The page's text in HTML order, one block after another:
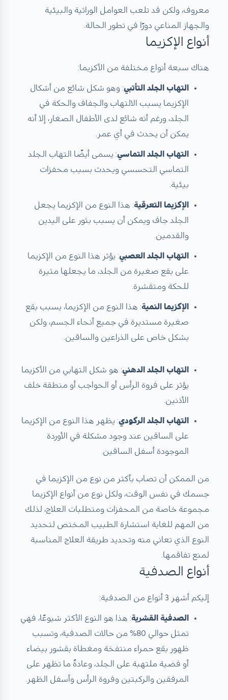
معروف، ولكن قد تلعب العوامل الوراثية والبيئية
والجهاز المناعي دورًا في تطور الحالة.
أنواع الإكزيما
هناك سبعة أنواع مختلفة من الأكزيما:
التهاب الجلد التأتبي: وهو شكل شائع من أشكال
الإكزيما يسبب الالتهاب والجفاف والحكة في
الجلد، ورغم أنه شائع لدى الأطفال الصغار، إلا أنه
يمكن أن يحدث في أي عمر.
التهاب الجلد التماسي: يسمى أيضًا التهاب الجلد
التماسي التحسسي ويحدث بسبب محفزات
بيئية.
الإكزيما التعرقية: هذا النوع من الإكزيما يجعل
الجلد جاف ويمكن أن يسبب بثور على اليدين
والقدمين.
التهاب الجلد العصبي: يؤثر هذا النوع من الإكزيما
على بقع صغيرة من الجلد، ما يجعلها مثيرة
للحكة ومتقشرة.
الإكزيما النمية: هذا النوع من الإكزيما، يسبب بقع
صغيرة مستديرة في جميع أنحاء الجسم، ولكن
بشكل خاص على الذراعين والساقين.
التهاب الجلد الدهني: هو شكل التهابي من الأكزيما
يؤثر على فروة الرأس أو الحواجب أو منطقة خلف
الأذنين.
التهاب الجلد الركودي: يظهر هذا النوع من الإكزيما
على الساقين عند وجود مشكلة في الأوردة
الموجودة أسفل الساقين.
من الممكن أن تصاب بأكثر من نوع من الإكزيما في
جسمك في نفس الوقت، ولكل نوع من أنواع الإكزيما
مجموعة خاصة من المحفزات ومتطلبات العلاج، لذلك
من المهم للغاية استشارة الطبيب المختص لتحديد
النوع الذي تعاني منه وتحديد طريقة العلاج المناسبة
لمنع تفاقمها.
أنواع الصدفية
إليكم أشهر 3 أنواع من الصدفية:
الصدفية القشرية: هذا هو النوع الأكثر شيوعًا، فهي
تمثل حوالي 80% من حالات الصدفية، وتسبب
ظهور بقع حمراء منتفخة ومغطاة بقشور بيضاء
أو فضية ملتهبة على الجلد، وعادةً ما تظهر على
المرفقين والركبتين وفروة الرأس وأسفل الظهر.